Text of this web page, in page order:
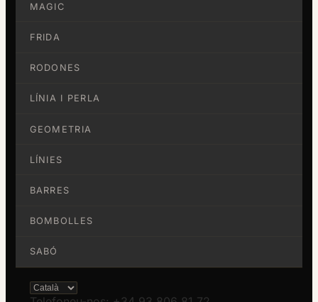
MAGIC
FRIDA
RODONES
LÍNIA I PERLA
GEOMETRIA
LÍNIES
BARRES
BOMBOLLES
SABÓ